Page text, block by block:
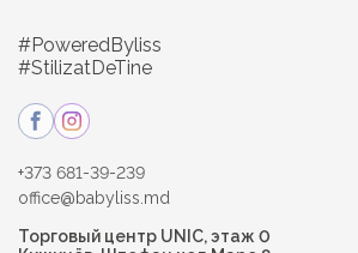
#PoweredByliss
#StilizatDeTine
+373 681-39-239
office@babyliss.md
Торговый центр UNIC, этаж 0